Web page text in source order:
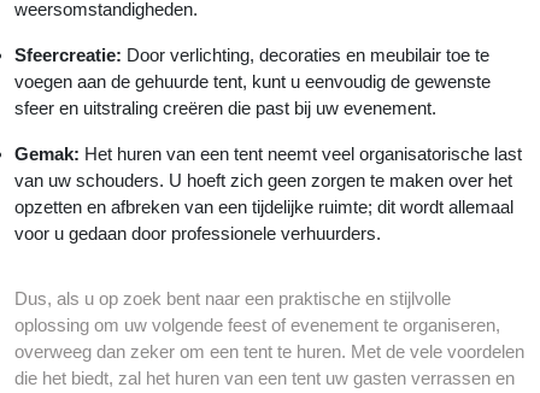
weersomstandigheden.
Sfeercreatie: Door verlichting, decoraties en meubilair toe te
voegen aan de gehuurde tent, kunt u eenvoudig de gewenste
sfeer en uitstraling creëren die past bij uw evenement.
Gemak: Het huren van een tent neemt veel organisatorische last
van uw schouders. U hoeft zich geen zorgen te maken over het
opzetten en afbreken van een tijdelijke ruimte; dit wordt allemaal
voor u gedaan door professionele verhuurders.
Dus, als u op zoek bent naar een praktische en stijlvolle
oplossing om uw volgende feest of evenement te organiseren,
overweeg dan zeker om een tent te huren. Met de vele voordelen
die het biedt, zal het huren van een tent uw gasten verrassen en